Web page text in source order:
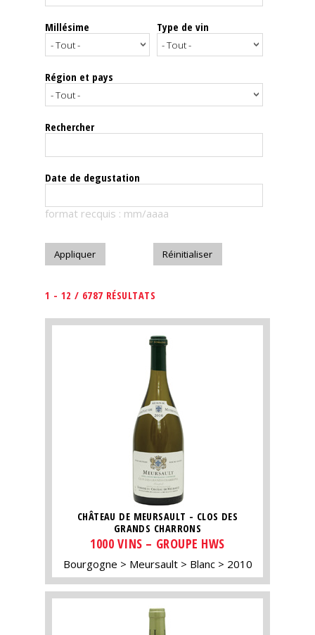
Spiritueux
Notes
dégustation
Le
magazine
Télécharger
Millésime Type de vin
Région et pays
Rechercher
Date de degustation
format recquis : mm/aaaa
1 - 12 / 6787 RÉSULTATS
CHÂTEAU DE MEURSAULT - CLOS DES
GRANDS CHARRONS
1000 VINS – GROUPE HWS
Bourgogne Meursault Blanc 2010